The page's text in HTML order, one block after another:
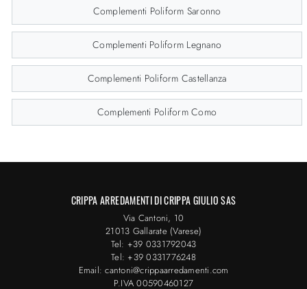
Complementi Poliform Saronno
Complementi Poliform Legnano
Complementi Poliform Castellanza
Complementi Poliform Como
CRIPPA ARREDAMENTI DI CRIPPA GIULIO SAS
Via Cantoni, 10
21013 Gallarate (Varese)
Tel: +39 0331792043
Tel: +39 0331776248
Email: cantoni@crippaarredamenti.com
P.IVA 00590460127